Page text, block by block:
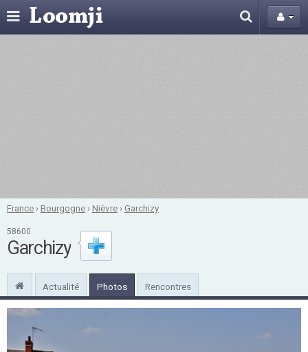
France ›Bourgogne ›Nièvre ›Garchizy
58600
Garchizy
Actualité Photos Rencontres